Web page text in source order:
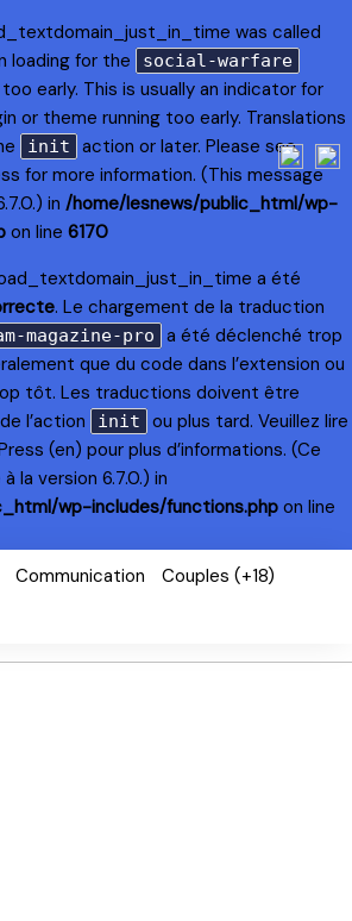
was called
loading for the social-warfare
early. This is usually an indicator for
or theme running too early. Translations
init
action or later. Please see
for more information. (This message
in /home/lesnews/public_html/wp-
on line 6170
a été
. Le chargement de la traduction
magazine-pro
a été déclenché trop
que du code dans l’extension ou
tôt. Les traductions doivent être
l’action
init
ou plus tard. Veuillez lire
(en) pour plus d’informations. (Ce
la version 6.7.0.) in
wp-includes/functions.php on line
Communication Couples (+18)